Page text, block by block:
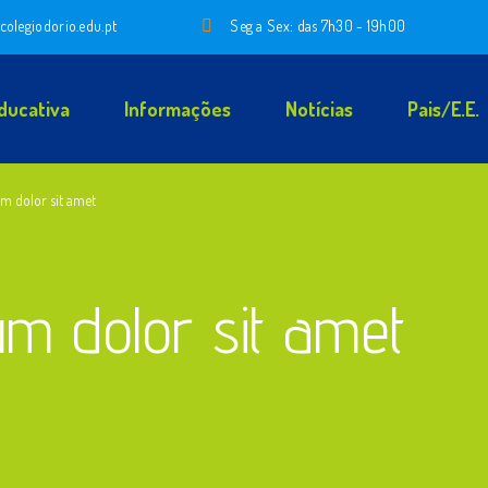
Seg a Sex: das 7h30 - 19h00
Informações Notícias Pais/E.E.
dolor sit amet
dolor sit amet